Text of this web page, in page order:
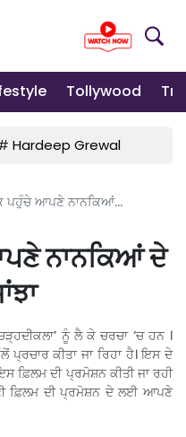
Tollywood
Hardeep Grewal
ਪਹੁੰਚੇ ਆਪਣੇ ਨਾਨਕਿਆਂ...
ਨਾਨਕਿਆਂ ਦੇ
ਨੂੰ ਲੈ ਕੇ ਚਰਚਾ ‘ਚ ਹਨ ।
ਕੀਤਾ ਜਾ ਰਿਹਾ ਹੈ। ਇਸ ਦੇ
ਫ਼ਿਲਮ ਦੀ ਪ੍ਰਮੋਸ਼ਨ ਕੀਤੀ ਜਾ ਰਹੀ
ਫ਼ਿਲਮ ਦੀ ਪ੍ਰਮੋਸ਼ਨ ਦੇ ਲਈ ਆਪਣੇ